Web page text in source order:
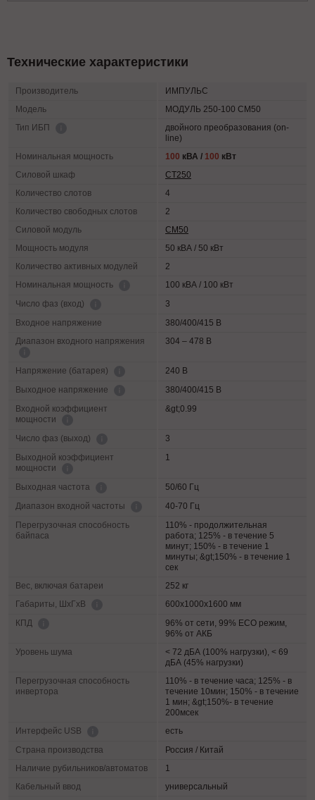
Технические характеристики
Производитель
ИМПУЛЬС
Модель
МОДУЛЬ 250-100 СМ50
Тип ИБП
двойного преобразования (on-
line)
Номинальная мощность
100 кВА / 100 кВт
Силовой шкаф
СТ250
Количество слотов
4
Количество свободных слотов
2
Силовой модуль
СМ50
Мощность модуля
50 кВА / 50 кВт
Количество активных модулей
2
Номинальная мощность
100 кВА / 100 кВт
Число фаз (вход)
3
Входное напряжение
380/400/415 В
Диапазон входного напряжения
304 – 478 В
Напряжение (батарея)
240 В
Выходное напряжение
380/400/415 В
Входной коэффициент
мощности
&gt;0.99
Число фаз (выход)
3
Выходной коэффициент
мощности
1
Выходная частота
50/60 Гц
Диапазон входной частоты
40-70 Гц
Перегрузочная способность
байпаса
110% - продолжительная
работа; 125% - в течение 5
минут; 150% - в течение 1
минуты; &gt;150% - в течение 1
сек
Вес, включая батареи
252 кг
Габариты, ШхГхВ
600х1000х1600 мм
КПД
96% от сети, 99% ECO режим,
96% от АКБ
Уровень шума
< 72 дБА (100% нагрузки), < 69
дБА (45% нагрузки)
Перегрузочная способность
инвертора
110% - в течение часа; 125% - в
течение 10мин; 150% - в течение
1 мин; &gt;150%- в течение
200мсек
Интерфейс USB
есть
Страна производства
Россия / Китай
Наличие рубильников/автоматов
1
Кабельный ввод
универсальный